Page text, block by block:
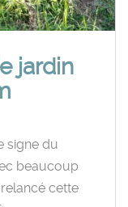
jardin
signe du
beaucoup
cette